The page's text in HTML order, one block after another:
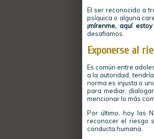
El ser reconocido a
psíquica o alguna
¡mírenme, aquí
desafiamos.
Exponerse al
Es común entre
a la autoridad,
norma es injusta o
para mediar,
mencionar lo más
Por último, hoy las
reconocer el riesgo
conducta humana.